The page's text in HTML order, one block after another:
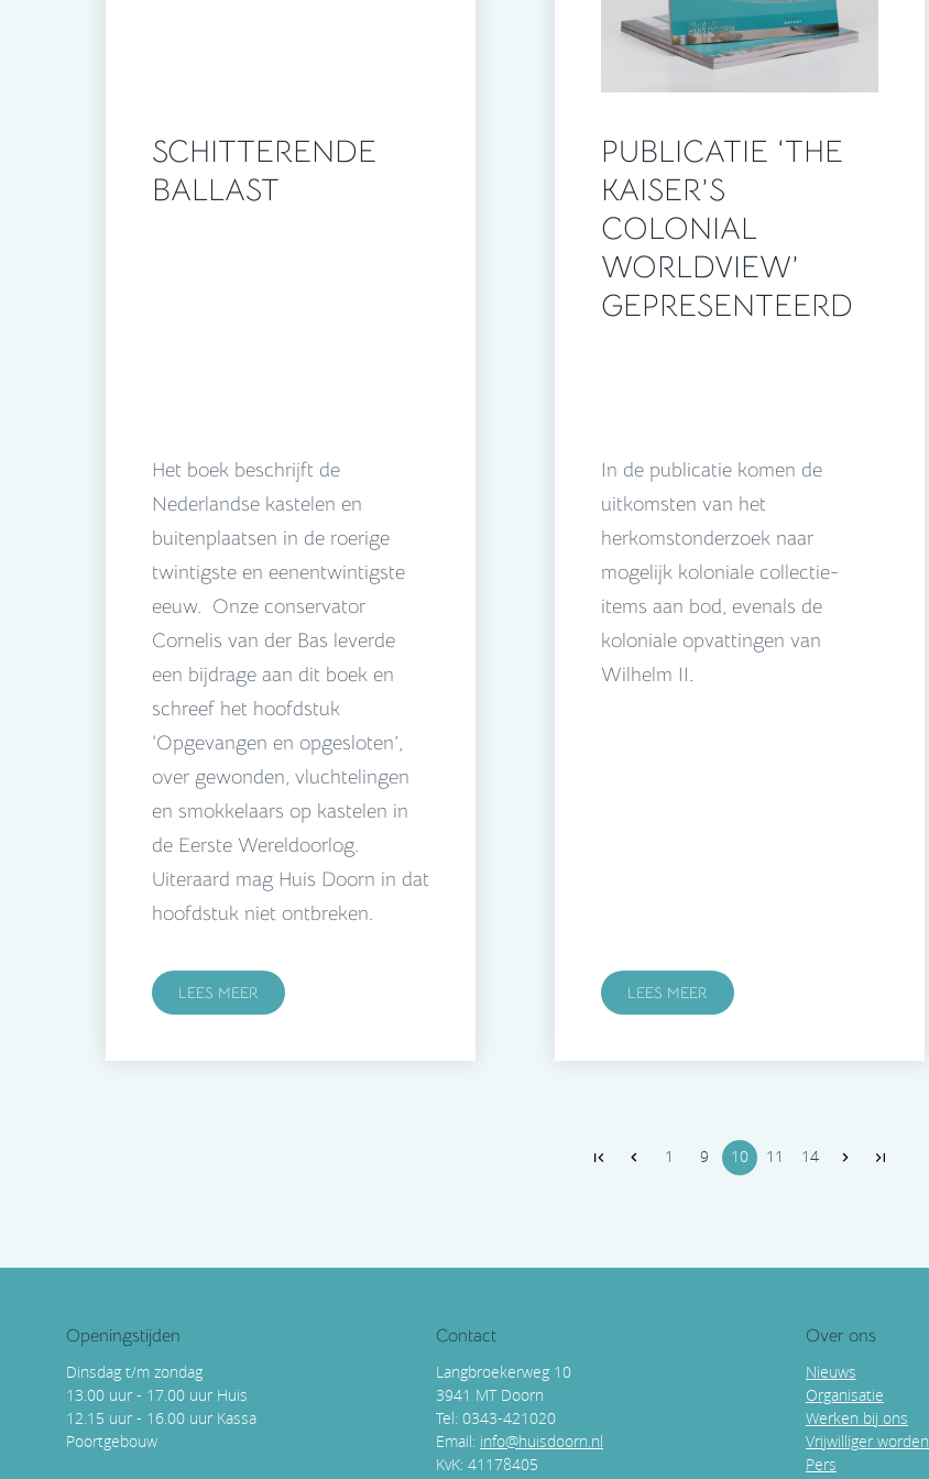
SCHITTERENDE
BALLAST
Het boek beschrijft de
Nederlandse kastelen en
buitenplaatsen in de roerige
twintigste en eenentwintigste
eeuw. Onze conservator
Cornelis van der Bas leverde
een bijdrage aan dit boek en
schreef het hoofdstuk
‘Opgevangen en opgesloten’,
over gewonden, vluchtelingen
en smokkelaars op kastelen in
de Eerste Wereldoorlog.
Uiteraard mag Huis Doorn in dat
hoofdstuk niet ontbreken.
LEES MEER
PUBLICATIE ‘THE
KAISER’S
COLONIAL
WORLDVIEW’
GEPRESENTEERD
In de publicatie komen de
uitkomsten van het
herkomstonderzoek naar
mogelijk koloniale collectie-
items aan bod, evenals de
koloniale opvattingen van
Wilhelm II.
LEES MEER
1 9 10 11 14
Openingstijden
Dinsdag t/m zondag
13.00 uur - 17.00 uur Huis
12.15 uur - 16.00 uur Kassa
Poortgebouw
Contact
Langbroekerweg 10
3941 MT Doorn
Tel: 0343-421020
Email: info@huisdoorn.nl
KvK: 41178405
Over ons
Nieuws
Organisatie
Werken bij ons
Vrijwilliger worden
Pers